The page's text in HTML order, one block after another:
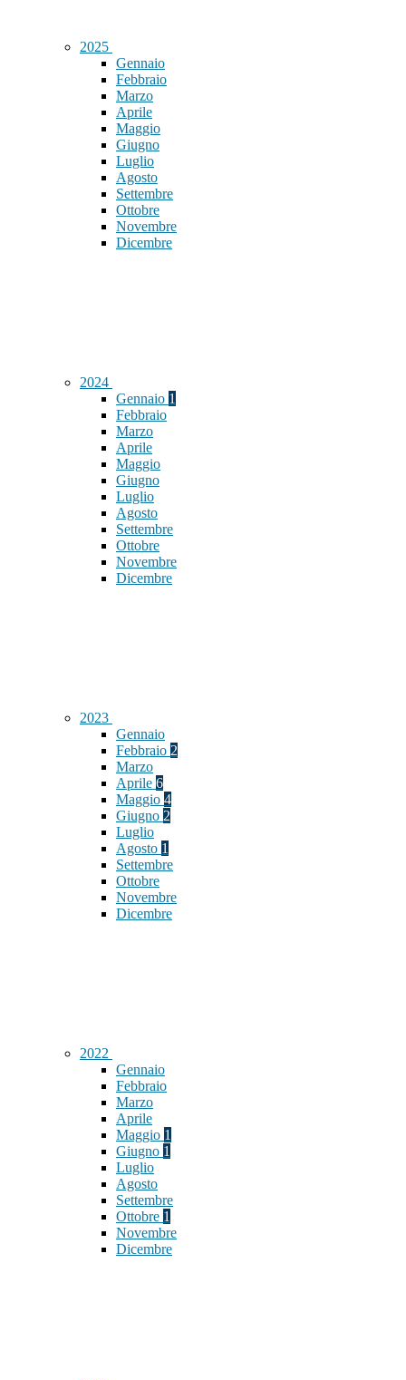
2025
Gennaio
Febbraio
Marzo
Aprile
Maggio
Giugno
Luglio
Agosto
Settembre
Ottobre
Novembre
Dicembre
2024
Gennaio 1
Febbraio
Marzo
Aprile
Maggio
Giugno
Luglio
Agosto
Settembre
Ottobre
Novembre
Dicembre
2023
Gennaio
Febbraio 2
Marzo
Aprile 6
Maggio 4
Giugno 2
Luglio
Agosto 1
Settembre
Ottobre
Novembre
Dicembre
2022
Gennaio
Febbraio
Marzo
Aprile
Maggio 1
Giugno 1
Luglio
Agosto
Settembre
Ottobre 1
Novembre
Dicembre